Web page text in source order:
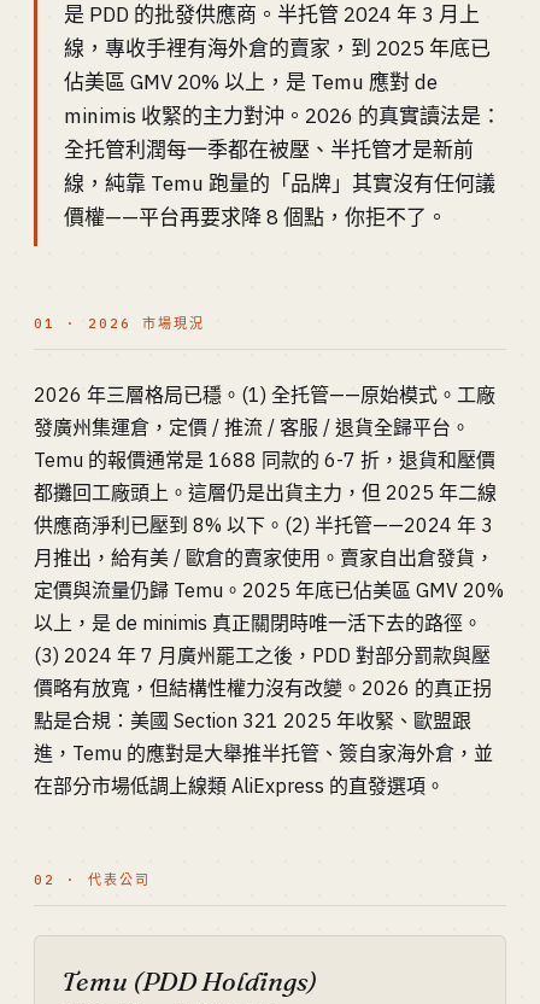
是 PDD 的批發供應商。半托管 2024 年 3 月上
線，專收手裡有海外倉的賣家，到 2025 年底已
佔美區 GMV 20% 以上，是 Temu 應對 de
minimis 收緊的主力對沖。2026 的真實讀法是：
全托管利潤每一季都在被壓、半托管才是新前
線，純靠 Temu 跑量的「品牌」其實沒有任何議
價權——平台再要求降 8 個點，你拒不了。
01 · 2026 市場現況
2026 年三層格局已穩。(1) 全托管——原始模式。工廠
發廣州集運倉，定價 / 推流 / 客服 / 退貨全歸平台。
Temu 的報價通常是 1688 同款的 6-7 折，退貨和壓價
都攤回工廠頭上。這層仍是出貨主力，但 2025 年二線
供應商淨利已壓到 8% 以下。(2) 半托管——2024 年 3
月推出，給有美 / 歐倉的賣家使用。賣家自出倉發貨，
定價與流量仍歸 Temu。2025 年底已佔美區 GMV 20%
以上，是 de minimis 真正關閉時唯一活下去的路徑。
(3) 2024 年 7 月廣州罷工之後，PDD 對部分罰款與壓
價略有放寬，但結構性權力沒有改變。2026 的真正拐
點是合規：美國 Section 321 2025 年收緊、歐盟跟
進，Temu 的應對是大舉推半托管、簽自家海外倉，並
在部分市場低調上線類 AliExpress 的直發選項。
02 · 代表公司
Temu (PDD Holdings)